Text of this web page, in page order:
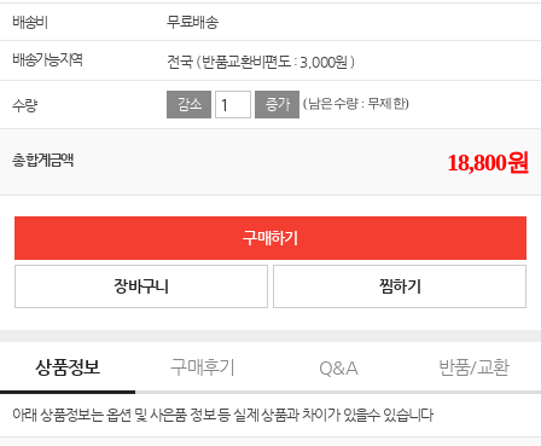
배송비 무료배송
배송가능지역 전국 ( 반품교환비편도 : 3,000원 )
수량 감소 증가 (남은수량 : 무제한)
총 합계금액 18,800원
구매하기
장바구니 찜하기
상품정보 구매후기 Q&A 반품/교환
아래 상품정보는 옵션 및 사은품 정보 등 실제 상품과 차이가 있을수 있습니다